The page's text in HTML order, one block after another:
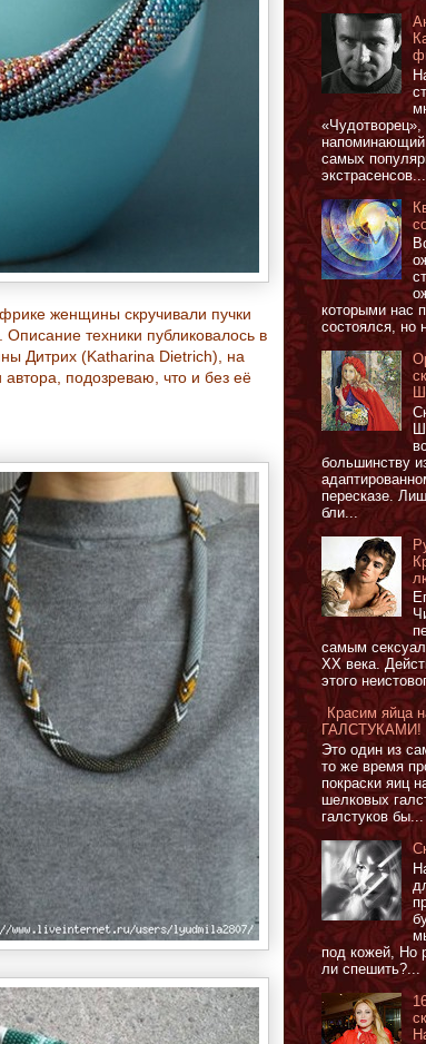
женщины скручивали пучки
техники публиковалось в
Дитрих (Katharina Dietrich), на
подозреваю, что и без её
напоминающий
самых
экстрасенсов...
которыми нас
состоялся, но
большинству
пересказе.
бли...
самым
XX века.
этого
Красим яйца
ГАЛСТУКАМИ!
Это один из
то же время
покраски яиц
шелковых
галстуков бы...
под кожей, Но
ли спешить?...